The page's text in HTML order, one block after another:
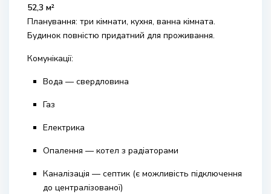
52,3 м²
Планування: три кімнати, кухня, ванна кімната.
Будинок повністю придатний для проживання.
Комунікації:
Вода — свердловина
Газ
Електрика
Опалення — котел з радіаторами
Каналізація — септик (є можливість підключення
до централізованої)